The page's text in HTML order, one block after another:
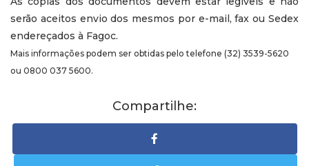
serão aceitos envio dos mesmos por e-mail, fax ou Sedex
endereçados à Fagoc.
Mais informações podem ser obtidas pelo telefone (32) 3539-5620
ou 0800 037 5600.
Compartilhe: